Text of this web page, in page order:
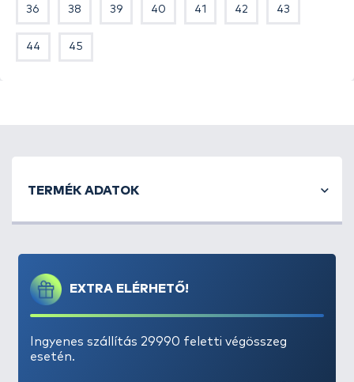
vizes állapotban sem tud kicsúszni belőle lábunk,
vagy épp horgászcsónakban, garantáltan nem fog
36 38 39 40 41 42 43
44 45
EXTRA ELÉRHETŐ!
Ingyenes szállítás 29990 feletti végösszeg
esetén.
TERMÉK ADATOK